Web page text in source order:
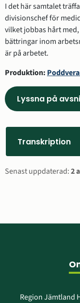
I det här samtalet
divisionschef för
vilket jobbas hårt
bättringar inom
är på arbetet.
Produktion:
Lyssna på
Transkription
Senast uppdaterad:2
Region Jämtland